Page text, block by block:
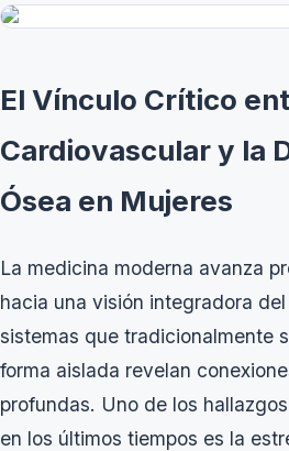
El Vínculo Crítico
Cardiovascular y la
Ósea en Mujeres
La medicina moderna avanza
hacia una visión integradora
sistemas que tradicionalmente
forma aislada revelan
profundas. Uno de los
en los últimos tiempos es la